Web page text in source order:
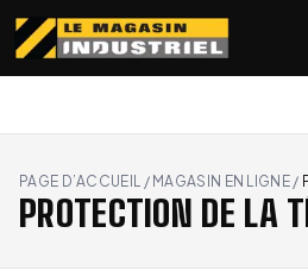
PAGE D’ACCUEIL / MAGASIN EN LIGNE /
PROTECTION DE LA